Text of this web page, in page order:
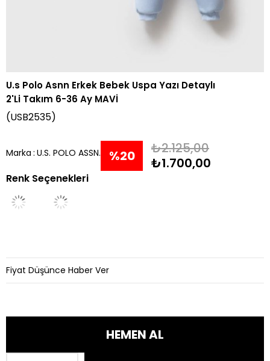
U.s Polo Asnn Erkek Bebek Uspa Yazı Detaylı
2'Li Takım 6-36 Ay MAVİ
(USB2535)
Marka : U.S. POLO ASSN. %20
₺2.125,00
₺1.700,00
Renk Seçenekleri
Fiyat Düşünce Haber Ver